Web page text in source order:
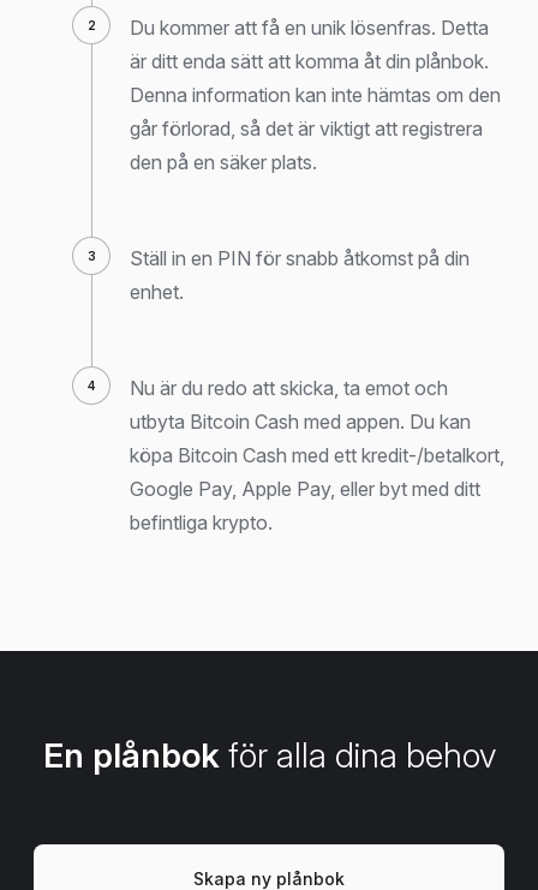
Du kommer att få en unik lösenfras. Detta
är ditt enda sätt att komma åt din plånbok.
Denna information kan inte hämtas om den
går förlorad, så det är viktigt att registrera
den på en säker plats.
Ställ in en PIN för snabb åtkomst på din
enhet.
Nu är du redo att skicka, ta emot och
utbyta Bitcoin Cash med appen. Du kan
köpa Bitcoin Cash med ett kredit-/betalkort,
Google Pay, Apple Pay, eller byt med ditt
befintliga krypto.
En plånbok för alla dina behov
Skapa ny plånbok